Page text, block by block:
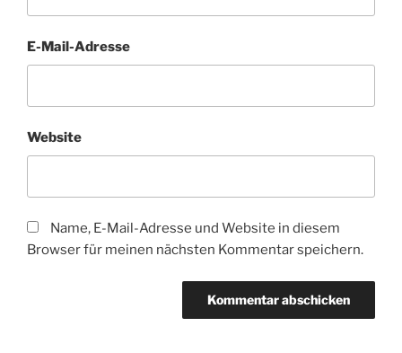
E-Mail-Adresse
Website
Name, E-Mail-Adresse und Website in diesem
Browser für meinen nächsten Kommentar speichern.